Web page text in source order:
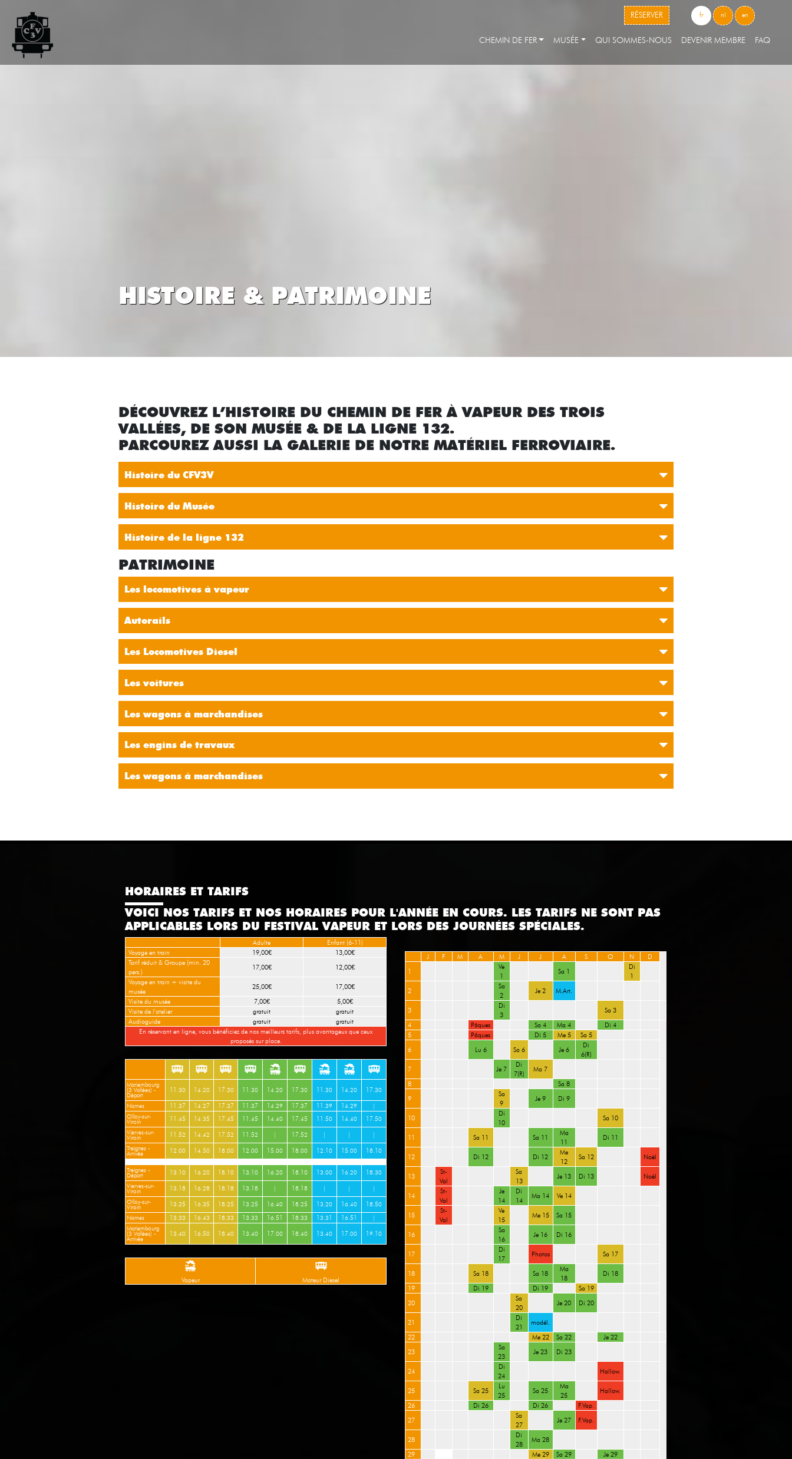
skip to content
fr nl en
RÉSERVER
CHEMIN DE FER MUSÉE QUI SOMMES-NOUS DEVENIR MEMBRE FAQ
HISTOIRE & PATRIMOINE
DÉCOUVREZ L’HISTOIRE DU CHEMIN DE FER À VAPEUR DES TROIS
VALLÉES, DE SON MUSÉE & DE LA LIGNE 132.
PARCOUREZ AUSSI LA GALERIE DE NOTRE MATÉRIEL FERROVIAIRE.
Histoire du CFV3V
Histoire du Musée
Histoire de la ligne 132
PATRIMOINE
Les locomotives à vapeur
Autorails
Les Locomotives Diesel
Les voitures
Les wagons à marchandises
Les engins de travaux
Les wagons à marchandises
HORAIRES ET TARIFS
VOICI NOS TARIFS ET NOS HORAIRES POUR L'ANNÉE EN COURS. LES TARIFS NE SONT PAS
APPLICABLES LORS DU FESTIVAL VAPEUR ET LORS DES JOURNÉES SPÉCIALES.
Adulte
Enfant (6-11)
Voyage en train
19,00€
13,00€
Tarif réduit & Groupe (min. 20
pers.)
17,00€
12,00€
Voyage en train + visite du
musée
25,00€
17,00€
Visite du musée
7,00€
5,00€
Visite de l'atelier
gratuit
gratuit
Audioguide
gratuit
gratuit
En réservant en ligne, vous bénéficiez de nos meilleurs tarifs, plus avantageux que ceux
proposés sur place.
Mariembourg
(3 Vallées) -
Départ
11.30 14.20 17.30 11.30 14.20 17.30 11.30 14.20 17.30
Nismes 11.37 14.27 17.37 11.37 14.29 17.37 11.39 14.29
|
Olloy-sur-
Viroin
11.45 14.35 17.45 11.45 14.40 17.45 11.50 14.40 17.50
Vierves-sur-
Viroin
11.52 14.42 17.52 11.52 | 17.52 | | |
Treignes -
Arrivée
12.00 14.50 18.00 12.00 15.00 18.00 12.10 15.00 18.10
Treignes -
Départ
13.10 16.20 18.10 13.10 16.20 18.10 13.00 16.20 18.30
Vierves-sur-
Viroin
13.18 16.28 18.18 13.18 | 18.18 | | |
Olloy-sur-
Viroin
13.25 16.35 18.25 13.25 16.40 18.25 13.20 16.40 18.50
Nismes 13.33 16.43 18.33 13.33 16.51 18.33 13.31 16.51
|
Mariembourg
(3 Vallées) -
Arrivée
13.40 16.50 18.40 13.40 17.00 18.40 13.40 17.00 19.10
Vapeur Moteur Diesel
J F M A M J J A S O N
D
1
Ve
1
Sa 1
Di
1
2
Sa
2
Je 2 M.Art.
3
Di
3
Sa 3
4
Pâques Sa 4 Ma 4
Di 4
5
Pâques Di 5 Me 5
Sa 5
6
Lu 6 Sa 6 Je 6
Di
6(R)
7
Je 7
Di
7(R)
Ma 7
8
Sa 8
9
Sa
9
Je 9 Di 9
10
Di
10
Sa 10
11 Sa 11 Sa 11
Ma
11
Di 11
12 Di 12 Di 12
Me
12
Sa 12 Noël
13
St-
Val
Sa
13
Je 13 Di 13 Noël
14
St-
Val
Je
14
Di
14
Ma 14 Ve 14
15
St-
Val
Ve
15
Me 15 Sa 15
16
Sa
16
Je 16 Di 16
17
Di
17
Photos Sa 17
18 Sa 18 Sa 18
Ma
18
Di 18
19
Di 19 Di 19
Sa 19
20
Sa
20
Je 20 Di 20
21
Di
21
modél.
22
Me 22 Sa 22
Je 22
23
Sa
23
Je 23 Di 23
24
Di
24
Hallow.
25 Sa 25
Lu
25
Sa 25
Ma
25
Hallow.
26
Di 26 Di 26
F.Vap.
27
Sa
27
Je 27 F.Vap.
28
Di
28
Ma 28
29
Me 29 Sa 29
Je 29